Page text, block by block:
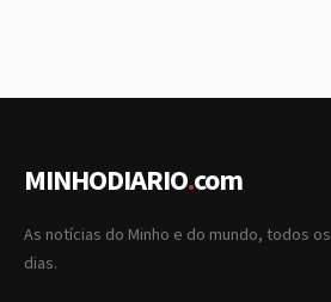
MINHODIARIO.com
As notícias do Minho e do mundo, todos os
dias.